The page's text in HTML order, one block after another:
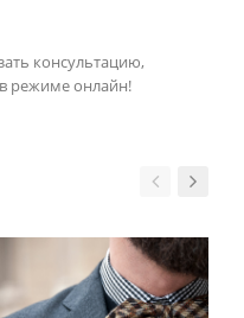
консультацию,
режиме онлайн!